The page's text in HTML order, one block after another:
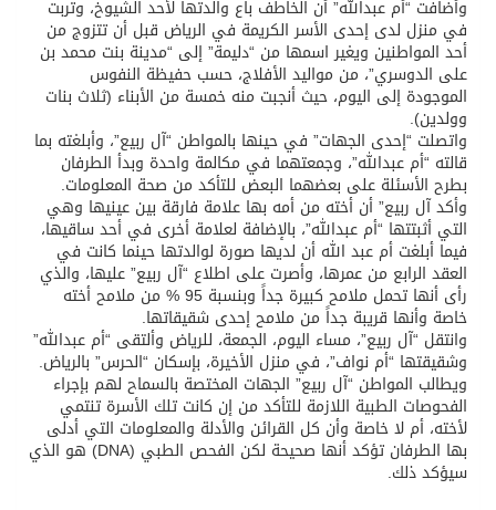
وأضافت “أم عبدالله” أن الخاطف باع والدتها لأحد الشيوخ، وتربت
في منزل لدى إحدى الأسر الكريمة في الرياض قبل أن تتزوج من
أحد المواطنين ويغير اسمها من “دليمة” إلى “مدينة بنت محمد بن
على الدوسري”، من مواليد الأفلاج، حسب حفيظة النفوس
الموجودة إلى اليوم، حيث أنجبت منه خمسة من الأبناء (ثلاث بنات
وولدين).
واتصلت “إحدى الجهات” في حينها بالمواطن “آل ربيع”، وأبلغته بما
قالته “أم عبدالله”، وجمعتهما في مكالمة واحدة وبدأ الطرفان
بطرح الأسئلة على بعضهما البعض للتأكد من صحة المعلومات.
وأكد آل ربيع” أن أخته من أمه بها علامة فارقة بين عينيها وهي
التي أثبتتها “أم عبدالله”، بالإضافة لعلامة أخرى في أحد ساقيها،
فيما أبلغت أم عبد الله أن لديها صورة لوالدتها حينما كانت في
العقد الرابع من عمرها، وأصرت على اطلاع “آل ربيع” عليها، والذي
رأى أنها تحمل ملامح كبيرة جداً وبنسبة 95 % من ملامح أخته
خاصة وأنها قريبة جداً من ملامح إحدى شقيقاتها.
وانتقل “آل ربيع”، مساء اليوم، الجمعة، للرياض وألتقى “أم عبدالله”
وشقيقتها “أم نواف”، في منزل الأخيرة، بإسكان “الحرس” بالرياض.
ويطالب المواطن “آل ربيع” الجهات المختصة بالسماح لهم بإجراء
الفحوصات الطبية اللازمة للتأكد من إن كانت تلك الأسرة تنتمي
لأخته، أم لا خاصة وأن كل القرائن والأدلة والمعلومات التي أدلى
بها الطرفان تؤكد أنها صحيحة لكن الفحص الطبي (DNA) هو الذي
سيؤكد ذلك.